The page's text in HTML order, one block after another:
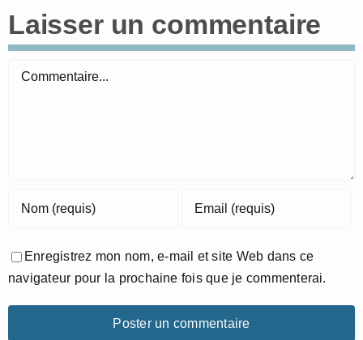
Laisser un commentaire
Commentaire
Enregistrez mon nom, e-mail et site Web dans ce
navigateur pour la prochaine fois que je commenterai.